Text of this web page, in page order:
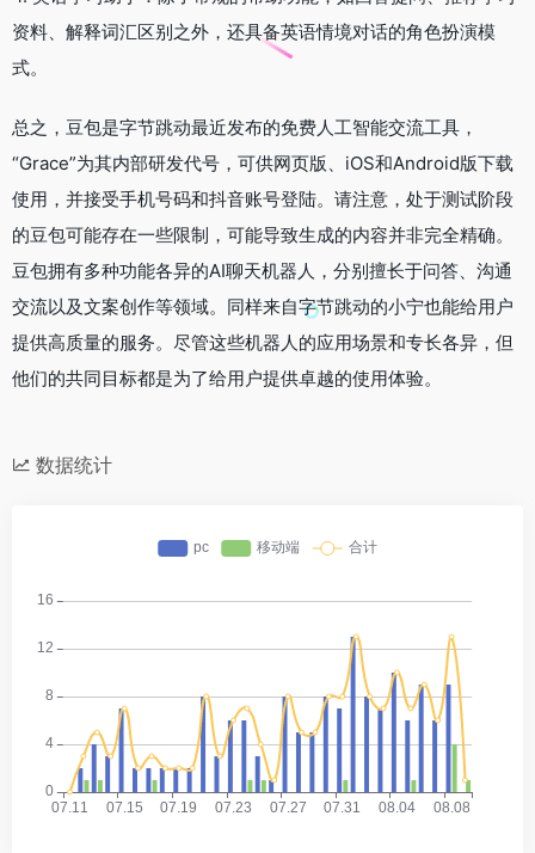
资料、解释词汇区别之外，还具备英语情境对话的角色扮演模
式。
总之，豆包是字节跳动最近发布的免费人工智能交流工具，
“Grace”为其内部研发代号，可供网页版、iOS和Android版下载
使用，并接受手机号码和抖音账号登陆。请注意，处于测试阶段
的豆包可能存在一些限制，可能导致生成的内容并非完全精确。
豆包拥有多种功能各异的AI聊天机器人，分别擅长于问答、沟通
交流以及文案创作等领域。同样来自字节跳动的小宁也能给用户
提供高质量的服务。尽管这些机器人的应用场景和专长各异，但
他们的共同目标都是为了给用户提供卓越的使用体验。
数据统计